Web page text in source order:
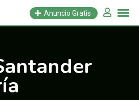
Anuncio Gratis